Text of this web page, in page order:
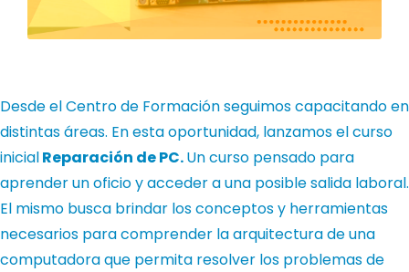
Desde el Centro de Formación seguimos capacitando en
distintas áreas. En esta oportunidad, lanzamos el curso
inicialReparación de PC.Un curso pensado para
aprender un oficio y acceder a una posible salida laboral.
El mismo busca brindar los conceptos y herramientas
necesarios para comprender la arquitectura de una
computadora que permita resolver los problemas de